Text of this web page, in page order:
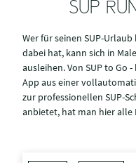
SUP
Wer für seinen SUP-
dabei hat, kann sich in
ausleihen. Von SUP to Go
App aus einer
zur professionellen SUP-
anbietet, hat man hier alle